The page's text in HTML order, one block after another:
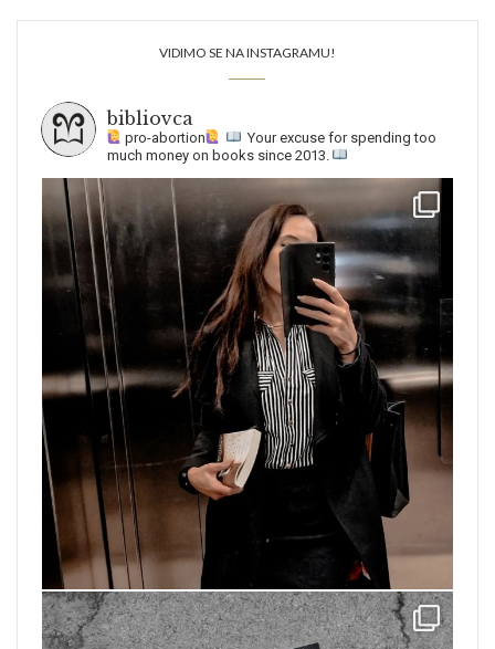
VIDIMO SE NA INSTAGRAMU!
bibliovca
pro-abortion
Your excuse for spending too
much money on books since 2013.